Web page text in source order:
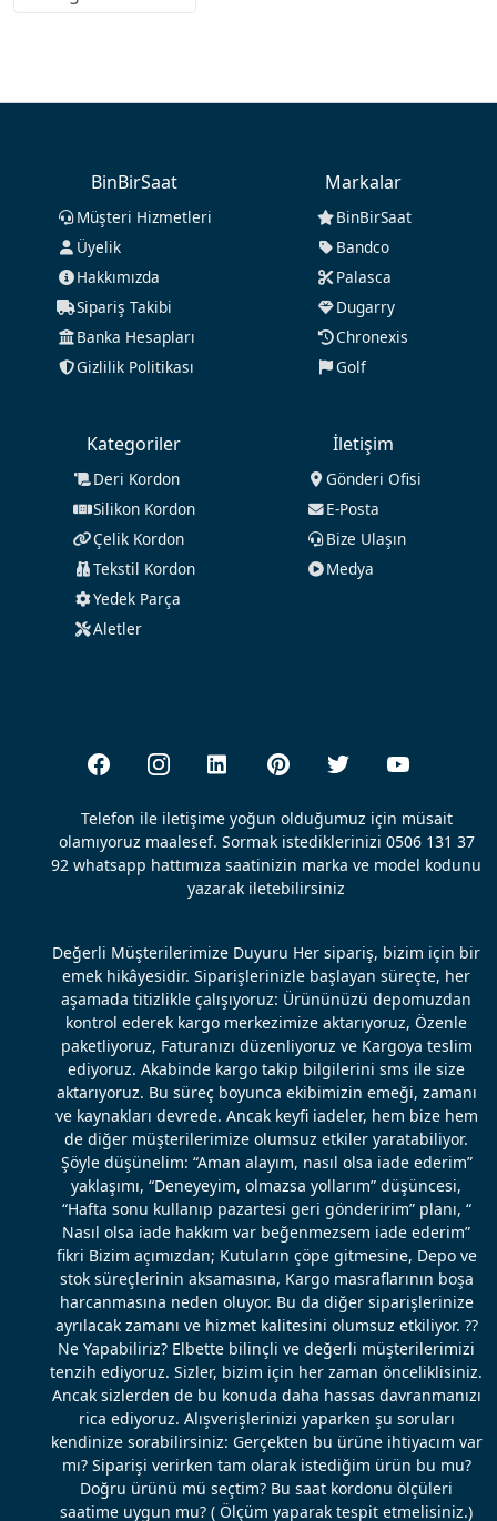
BinBirSaat
Müşteri Hizmetleri
Üyelik
Hakkımızda
Sipariş Takibi
Banka Hesapları
Gizlilik Politikası
Markalar
BinBirSaat
Bandco
Palasca
Dugarry
Chronexis
Golf
Kategoriler
Deri Kordon
Silikon Kordon
Çelik Kordon
Tekstil Kordon
Yedek Parça
Aletler
İletişim
Gönderi Ofisi
E-Posta
Bize Ulaşın
Medya
Telefon ile iletişime yoğun olduğumuz için müsait
olamıyoruz maalesef. Sormak istediklerinizi 0506 131 37
92 whatsapp hattımıza saatinizin marka ve model kodunu
yazarak iletebilirsiniz
Değerli Müşterilerimize Duyuru Her sipariş, bizim için bir
emek hikâyesidir. Siparişlerinizle başlayan süreçte, her
aşamada titizlikle çalışıyoruz: Ürününüzü depomuzdan
kontrol ederek kargo merkezimize aktarıyoruz, Özenle
paketliyoruz, Faturanızı düzenliyoruz ve Kargoya teslim
ediyoruz. Akabinde kargo takip bilgilerini sms ile size
aktarıyoruz. Bu süreç boyunca ekibimizin emeği, zamanı
ve kaynakları devrede. Ancak keyfi iadeler, hem bize hem
de diğer müşterilerimize olumsuz etkiler yaratabiliyor.
Şöyle düşünelim: “Aman alayım, nasıl olsa iade ederim”
yaklaşımı, “Deneyeyim, olmazsa yollarım” düşüncesi,
“Hafta sonu kullanıp pazartesi geri gönderirim” planı, “
Nasıl olsa iade hakkım var beğenmezsem iade ederim”
fikri Bizim açımızdan; Kutuların çöpe gitmesine, Depo ve
stok süreçlerinin aksamasına, Kargo masraflarının boşa
harcanmasına neden oluyor. Bu da diğer siparişlerinize
ayrılacak zamanı ve hizmet kalitesini olumsuz etkiliyor. ??
Ne Yapabiliriz? Elbette bilinçli ve değerli müşterilerimizi
tenzih ediyoruz. Sizler, bizim için her zaman önceliklisiniz.
Ancak sizlerden de bu konuda daha hassas davranmanızı
rica ediyoruz. Alışverişlerinizi yaparken şu soruları
kendinize sorabilirsiniz: Gerçekten bu ürüne ihtiyacım var
mı? Siparişi verirken tam olarak istediğim ürün bu mu?
Doğru ürünü mü seçtim? Bu saat kordonu ölçüleri
saatime uygun mu? ( Ölçüm yaparak tespit etmelisiniz.)